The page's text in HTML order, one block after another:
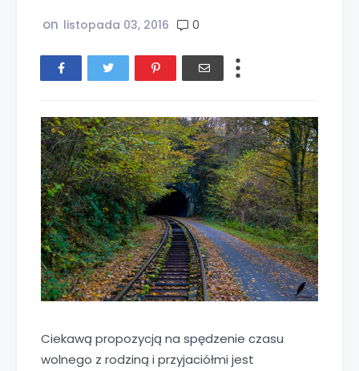
on listopada 03, 2016 0
Ciekawą propozycją na spędzenie czasu
wolnego z rodziną i przyjaciółmi jest